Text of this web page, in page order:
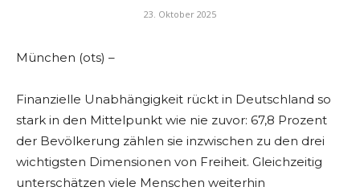
23. Oktober 2025
München (ots) –
Finanzielle Unabhängigkeit rückt in Deutschland so
stark in den Mittelpunkt wie nie zuvor: 67,8 Prozent
der Bevölkerung zählen sie inzwischen zu den drei
wichtigsten Dimensionen von Freiheit. Gleichzeitig
unterschätzen viele Menschen weiterhin